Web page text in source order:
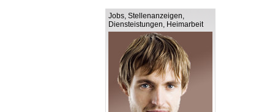
Jobs, Stellenanzeigen,
Diensteistungen, Heimarbeit